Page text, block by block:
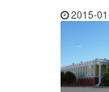
2015-